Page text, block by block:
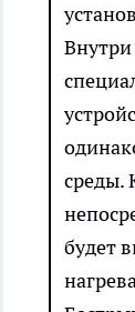
Внутри
среды.
будет